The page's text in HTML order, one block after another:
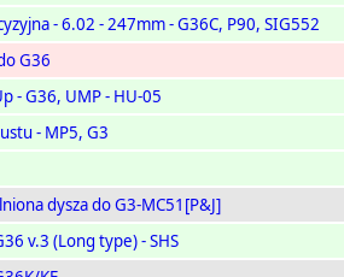
- 6.02 - 247mm - G36C, P90, SIG552
G36
- G36, UMP - HU-05
- MP5, G3
dysza do G3-MC51[P&J]
v.3 (Long type) - SHS